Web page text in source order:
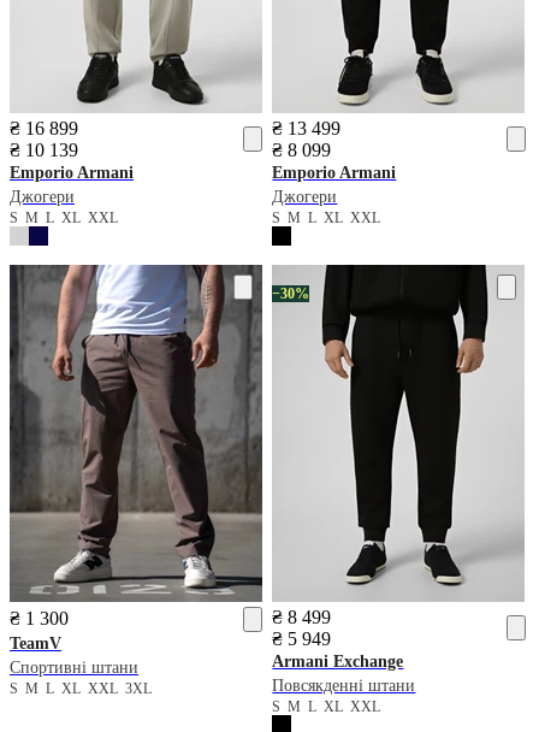
₴ 16 899
₴ 10 139
Emporio Armani
Джогери
S M L XL XXL
₴ 13 499
₴ 8 099
Emporio Armani
Джогери
SMLXLXXL
₴ 1 300
TeamV
Спортивні штани
S M L XL XXL 3XL
−30%
₴ 8 499
₴ 5 949
Armani Exchange
Повсякденні штани
SMLXLXXL